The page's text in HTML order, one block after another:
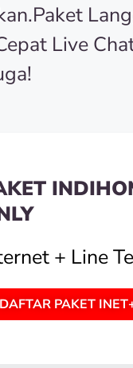
Live
+ Line
DAFTAR PAKET